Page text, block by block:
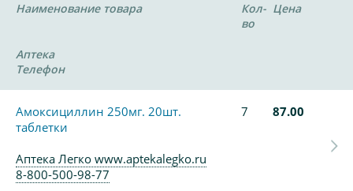
Наименование товара
Кол-
во
Цена
Аптека
Телефон
Амоксициллин 250мг. 20шт.
таблетки
7 87.00
Аптека Легко www.aptekalegko.ru
8-800-500-98-77